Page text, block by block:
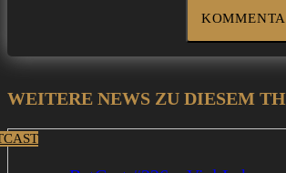
WEITERE NEWS ZU DIESEM